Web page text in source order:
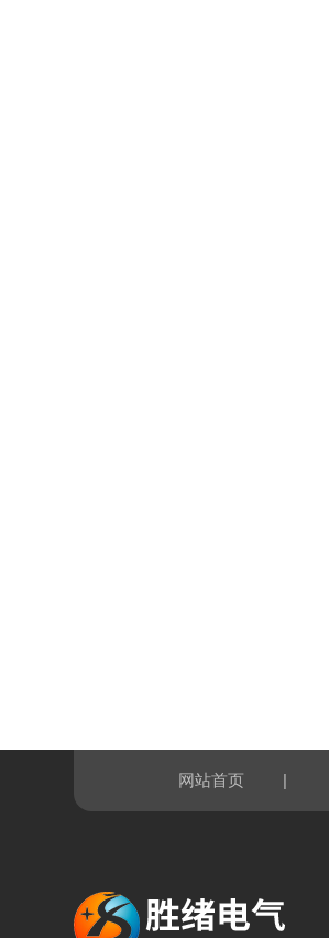
网站首页 |